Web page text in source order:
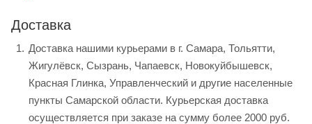
Доставка
Доставка нашими курьерами в г. Самара, Тольятти,
Жигулёвск, Сызрань, Чапаевск, Новокуйбышевск,
Красная Глинка, Управленческий и другие населенные
пункты Самарской области. Курьерская доставка
осуществляется при заказе на сумму более 2000 руб.